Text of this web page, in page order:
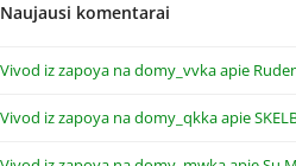
Naujausi komentarai
Vivod iz zapoya na domy_vvkaapie
Vivod iz zapoya na domy_qkkaapie